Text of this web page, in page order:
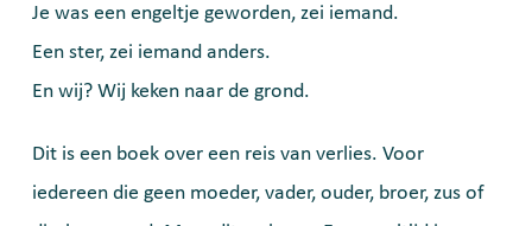
Je was een engeltje geworden, zei iemand.
Een ster, zei iemand anders.
En wij? Wij keken naar de grond.
Dit is een boek over een reis van verlies. Voor
iedereen die geen moeder, vader, ouder, broer, zus of